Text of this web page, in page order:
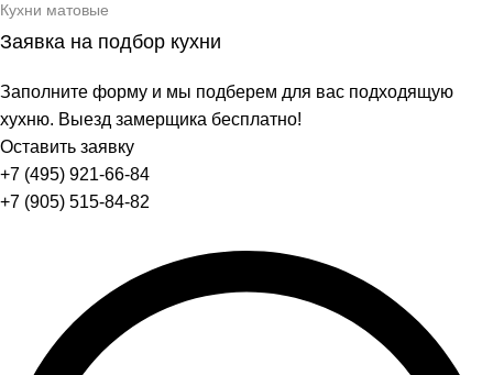
Кухни матовые
Заявка на подбор кухни
Заполните форму и мы подберем для вас подходящую
хухню. Выезд замерщика бесплатно!
Оставить заявку
+7 (495) 921-66-84
+7 (905) 515-84-82